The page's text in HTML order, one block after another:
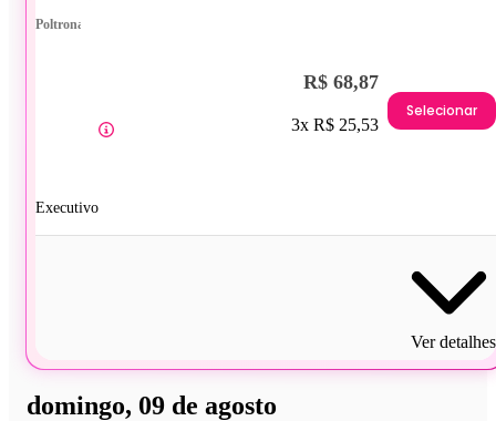
Poltrona
Executivo
R$ 68,87
3x R$ 25,53
Selecionar
Ver detalhes
domingo, 09 de agosto